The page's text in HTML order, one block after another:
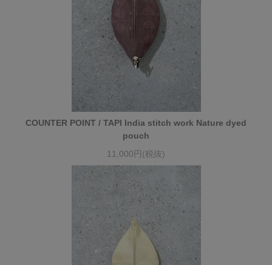
COUNTER POINT / TAPI India stitch work Nature dyed
pouch
11,000円(税抜)